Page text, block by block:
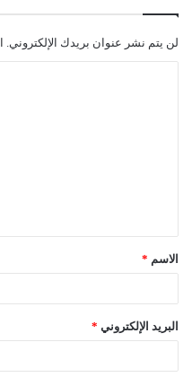
لن يتم نشر عنوان بريدك الإلكتروني.
ق
*الاسم *
البريد الإلكتروني *